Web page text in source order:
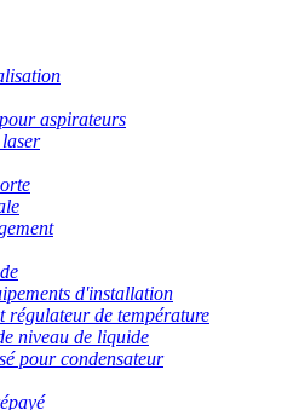
aspirateurs
d'installation
régulateur de température
niveau de liquide
pour condensateur